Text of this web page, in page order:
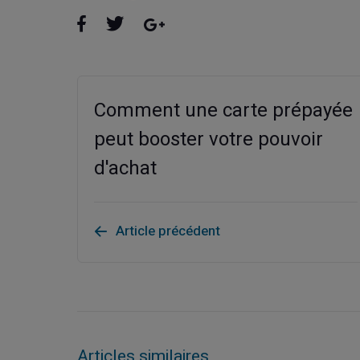
Comment une carte prépayée
peut booster votre pouvoir
d'achat
Article précédent